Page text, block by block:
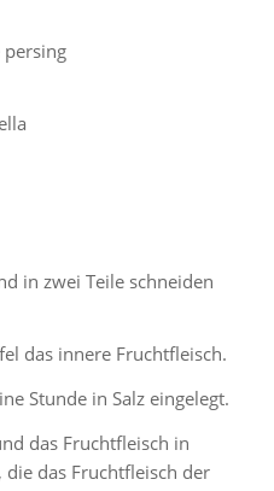
in zwei Teile schneiden
das innere Fruchtfleisch.
Stunde in Salz eingelegt.
das Fruchtfleisch in
das Fruchtfleisch der